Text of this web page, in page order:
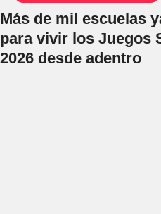
Más de mil escuelas
para vivir los Juegos
2026 desde adentro